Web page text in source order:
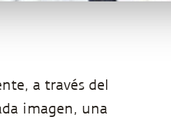
a través del
imagen, una